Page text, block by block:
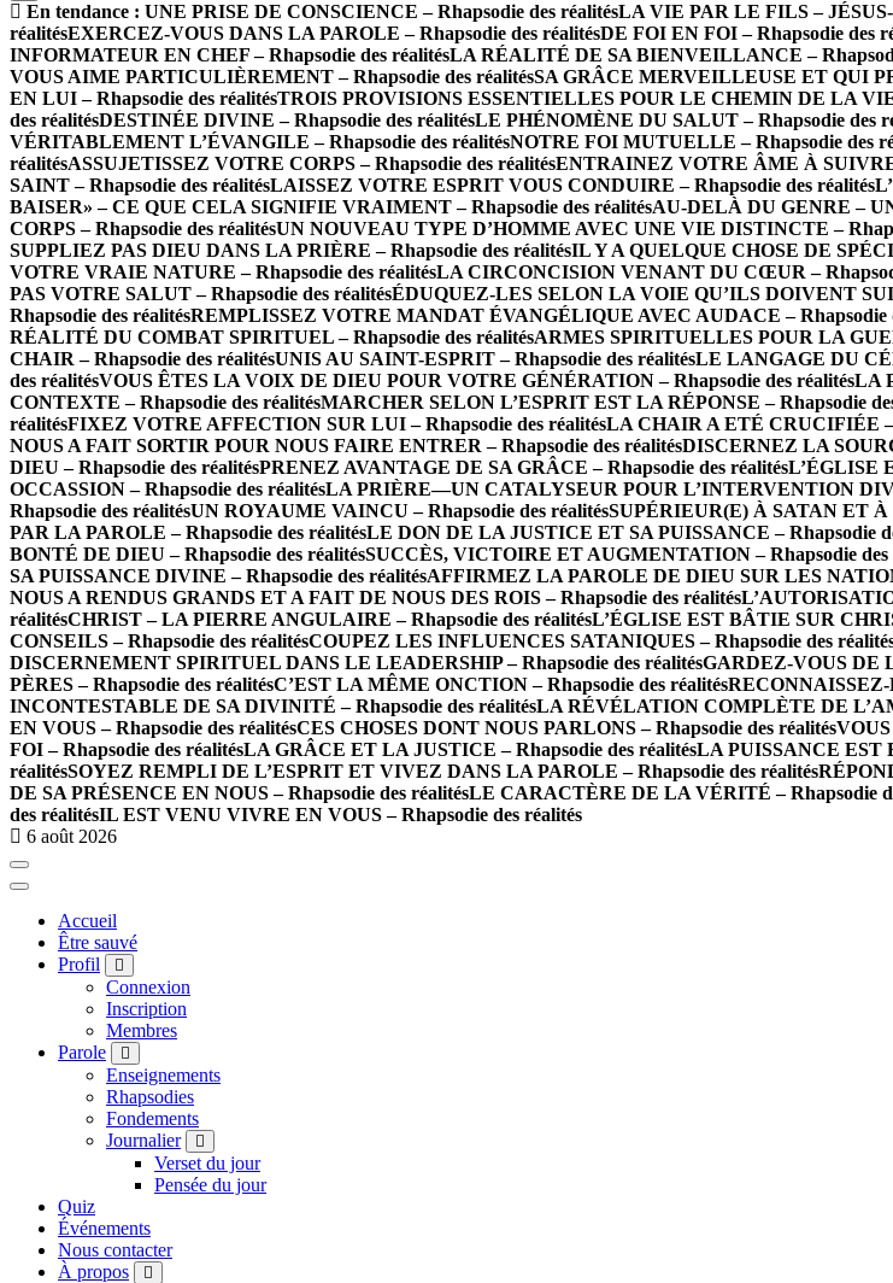
En tendance : UNE PRISE DE CONSCIENCE – Rhapsodie des réalitésLA VIE PAR LE FILS –
réalitésEXERCEZ-VOUS DANS LA PAROLE – Rhapsodie des réalitésDE FOI EN FOI – Rhapsodie des
INFORMATEUR EN CHEF – Rhapsodie des réalitésLA RÉALITÉ DE SA BIENVEILLANCE –
VOUS AIME PARTICULIÈREMENT – Rhapsodie des réalitésSA GRÂCE MERVEILLEUSE ET QUI
EN LUI – Rhapsodie des réalitésTROIS PROVISIONS ESSENTIELLES POUR LE CHEMIN DE LA VIE
des réalitésDESTINÉE DIVINE – Rhapsodie des réalitésLE PHÉNOMÈNE DU SALUT – Rhapsodie des
VÉRITABLEMENT L’ÉVANGILE – Rhapsodie des réalitésNOTRE FOI MUTUELLE – Rhapsodie des
réalitésASSUJETISSEZ VOTRE CORPS – Rhapsodie des réalitésENTRAINEZ VOTRE ÂME À SUIVRE
SAINT – Rhapsodie des réalitésLAISSEZ VOTRE ESPRIT VOUS CONDUIRE – Rhapsodie des réalités
BAISER» – CE QUE CELA SIGNIFIE VRAIMENT – Rhapsodie des réalitésAU-DELÀ DU GENRE –
CORPS – Rhapsodie des réalitésUN NOUVEAU TYPE D’HOMME AVEC UNE VIE DISTINCTE –
SUPPLIEZ PAS DIEU DANS LA PRIÈRE – Rhapsodie des réalitésIL Y A QUELQUE CHOSE DE
VOTRE VRAIE NATURE – Rhapsodie des réalitésLA CIRCONCISION VENANT DU CŒUR –
PAS VOTRE SALUT – Rhapsodie des réalitésÉDUQUEZ-LES SELON LA VOIE QU’ILS DOIVENT
Rhapsodie des réalitésREMPLISSEZ VOTRE MANDAT ÉVANGÉLIQUE AVEC AUDACE – Rhapsodie
RÉALITÉ DU COMBAT SPIRITUEL – Rhapsodie des réalitésARMES SPIRITUELLES POUR LA
CHAIR – Rhapsodie des réalitésUNIS AU SAINT-ESPRIT – Rhapsodie des réalitésLE LANGAGE DU
des réalitésVOUS ÊTES LA VOIX DE DIEU POUR VOTRE GÉNÉRATION – Rhapsodie des réalitésLA
CONTEXTE – Rhapsodie des réalitésMARCHER SELON L’ESPRIT EST LA RÉPONSE – Rhapsodie
réalitésFIXEZ VOTRE AFFECTION SUR LUI – Rhapsodie des réalitésLA CHAIR A ETÉ CRUCIFIÉE –
NOUS A FAIT SORTIR POUR NOUS FAIRE ENTRER – Rhapsodie des réalitésDISCERNEZ LA
DIEU – Rhapsodie des réalitésPRENEZ AVANTAGE DE SA GRÂCE – Rhapsodie des réalitésL’ÉGLISE
OCCASSION – Rhapsodie des réalitésLA PRIÈRE—UN CATALYSEUR POUR L’INTERVENTION
Rhapsodie des réalitésUN ROYAUME VAINCU – Rhapsodie des réalitésSUPÉRIEUR(E) À SATAN ET À
PAR LA PAROLE – Rhapsodie des réalitésLE DON DE LA JUSTICE ET SA PUISSANCE – Rhapsodie
BONTÉ DE DIEU – Rhapsodie des réalitésSUCCÈS, VICTOIRE ET AUGMENTATION – Rhapsodie des
SA PUISSANCE DIVINE – Rhapsodie des réalitésAFFIRMEZ LA PAROLE DE DIEU SUR LES
NOUS A RENDUS GRANDS ET A FAIT DE NOUS DES ROIS – Rhapsodie des réalités
réalitésCHRIST – LA PIERRE ANGULAIRE – Rhapsodie des réalitésL’ÉGLISE EST BÂTIE SUR
CONSEILS – Rhapsodie des réalitésCOUPEZ LES INFLUENCES SATANIQUES – Rhapsodie des
DISCERNEMENT SPIRITUEL DANS LE LEADERSHIP – Rhapsodie des réalitésGARDEZ-VOUS DE
PÈRES – Rhapsodie des réalitésC’EST LA MÊME ONCTION – Rhapsodie des réalités
INCONTESTABLE DE SA DIVINITÉ – Rhapsodie des réalitésLA RÉVÉLATION COMPLÈTE DE
EN VOUS – Rhapsodie des réalitésCES CHOSES DONT NOUS PARLONS – Rhapsodie des réalités
FOI – Rhapsodie des réalitésLA GRÂCE ET LA JUSTICE – Rhapsodie des réalitésLA PUISSANCE EST
réalitésSOYEZ REMPLI DE L’ESPRIT ET VIVEZ DANS LA PAROLE – Rhapsodie des réalités
DE SA PRÉSENCE EN NOUS – Rhapsodie des réalitésLE CARACTÈRE DE LA VÉRITÉ – Rhapsodie
des réalitésIL EST VENU VIVRE EN VOUS – Rhapsodie des réalités
6 août 2026
Accueil
Être sauvé
Profil
Connexion
Inscription
Membres
Parole
Enseignements
Rhapsodies
Fondements
Journalier
Verset du jour
Pensée du jour
Quiz
Événements
Nous contacter
À propos